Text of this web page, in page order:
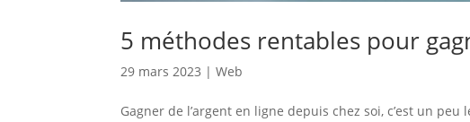
5 méthodes rentables pour
29 mars 2023 |Web
Gagner de l’argent en ligne depuis chez soi, c’est un